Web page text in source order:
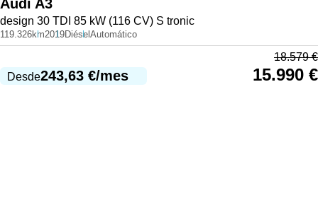
Audi A3
design 30 TDI 85 kW (116 CV) S tronic
119.326km2019Diésel Automático
Desde243,63 €/mes
18.579€
15.990 €